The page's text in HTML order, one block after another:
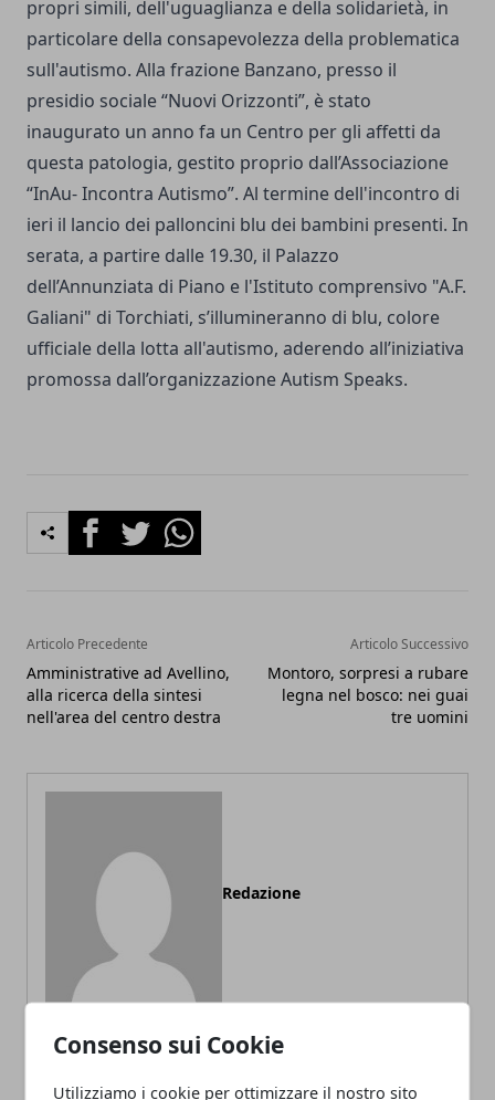
Consenso sui Cookie
Utilizziamo i cookie per ottimizzare il nostro sito
propri simili, dell'uguaglianza e della solidarietà, in
particolare della consapevolezza della problematica
sull'autismo. Alla frazione Banzano, presso il
presidio sociale “Nuovi Orizzonti”, è stato
inaugurato un anno fa un Centro per gli affetti da
questa patologia, gestito proprio dall’Associazione
“InAu- Incontra Autismo”. Al termine dell'incontro di
ieri il lancio dei palloncini blu dei bambini presenti. In
serata, a partire dalle 19.30, il Palazzo
dell’Annunziata di Piano e l'Istituto comprensivo "A.F.
Galiani" di Torchiati, s’illumineranno di blu, colore
ufficiale della lotta all'autismo, aderendo all’iniziativa
promossa dall’organizzazione Autism Speaks.
FacebookTwitterWhatsapp
Articolo Precedente
Amministrative ad Avellino,
alla ricerca della sintesi
nell'area del centro destra
Articolo Successivo
Montoro, sorpresi a rubare
legna nel bosco: nei guai
tre uomini
Redazione